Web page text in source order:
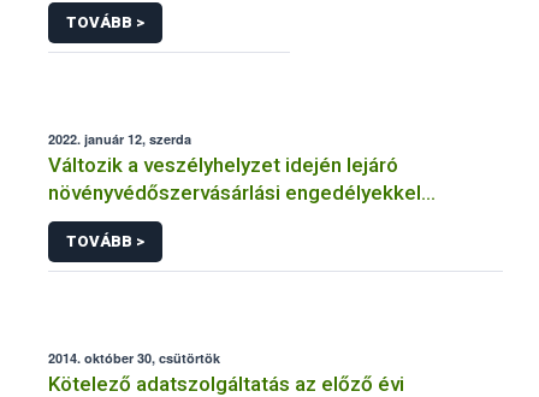
TOVÁBB >
2022. január 12, szerda
Változik a veszélyhelyzet idején lejáró
növényvédőszervásárlási engedélyekkel
kapcsolatos szabályozás
TOVÁBB >
2014. október 30, csütörtök
Kötelező adatszolgáltatás az előző évi